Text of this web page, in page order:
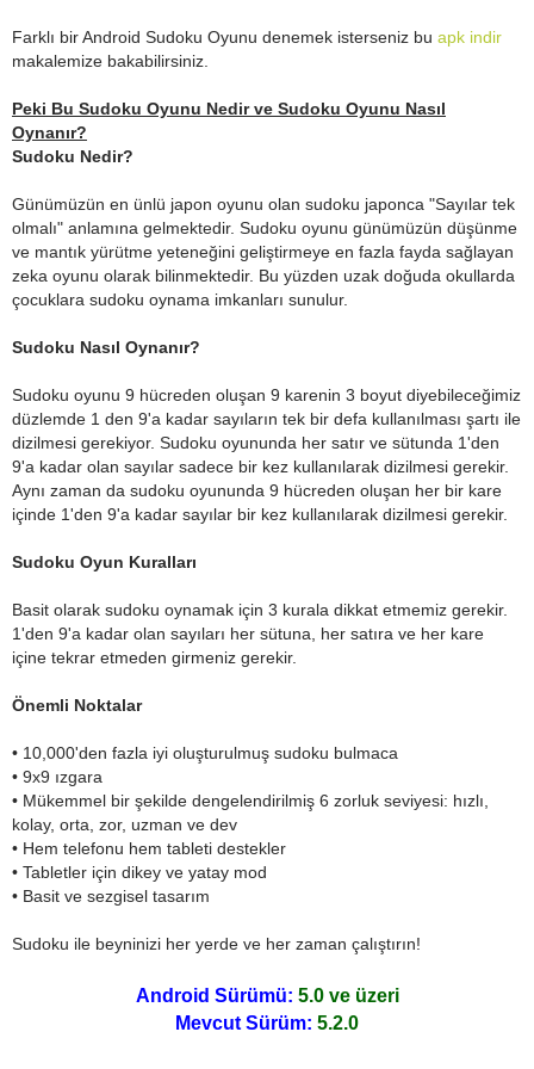
Farklı bir Android Sudoku Oyunu denemek isterseniz bu apk indir
makalemize bakabilirsiniz.
Peki Bu Sudoku Oyunu Nedir ve Sudoku Oyunu Nasıl
Oynanır?
Sudoku Nedir?
Günümüzün en ünlü japon oyunu olan sudoku japonca "Sayılar tek
olmalı" anlamına gelmektedir. Sudoku oyunu günümüzün düşünme
ve mantık yürütme yeteneğini geliştirmeye en fazla fayda sağlayan
zeka oyunu olarak bilinmektedir. Bu yüzden uzak doğuda okullarda
çocuklara sudoku oynama imkanları sunulur.
Sudoku Nasıl Oynanır?
Sudoku oyunu 9 hücreden oluşan 9 karenin 3 boyut diyebileceğimiz
düzlemde 1 den 9'a kadar sayıların tek bir defa kullanılması şartı ile
dizilmesi gerekiyor. Sudoku oyununda her satır ve sütunda 1'den
9'a kadar olan sayılar sadece bir kez kullanılarak dizilmesi gerekir.
Aynı zaman da sudoku oyununda 9 hücreden oluşan her bir kare
içinde 1'den 9'a kadar sayılar bir kez kullanılarak dizilmesi gerekir.
Sudoku Oyun Kuralları
Basit olarak sudoku oynamak için 3 kurala dikkat etmemiz gerekir.
1'den 9'a kadar olan sayıları her sütuna, her satıra ve her kare
içine tekrar etmeden girmeniz gerekir.
Önemli Noktalar
• 10,000'den fazla iyi oluşturulmuş sudoku bulmaca
• 9x9 ızgara
• Mükemmel bir şekilde dengelendirilmiş 6 zorluk seviyesi: hızlı,
kolay, orta, zor, uzman ve dev
• Hem telefonu hem tableti destekler
• Tabletler için dikey ve yatay mod
• Basit ve sezgisel tasarım
Sudoku ile beyninizi her yerde ve her zaman çalıştırın!
Android Sürümü: 5.0 ve üzeri
Mevcut Sürüm: 5.2.0